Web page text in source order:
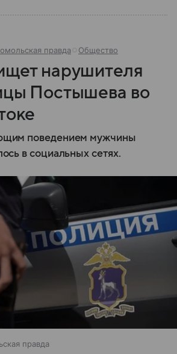
правда Общество
нарушителя
Постышева во
поведением мужчины
в социальных сетях.
правда